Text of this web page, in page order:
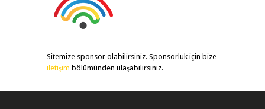
Sitemize sponsor olabilirsiniz. Sponsorluk için bize
iletişim bölümünden ulaşabilirsiniz.